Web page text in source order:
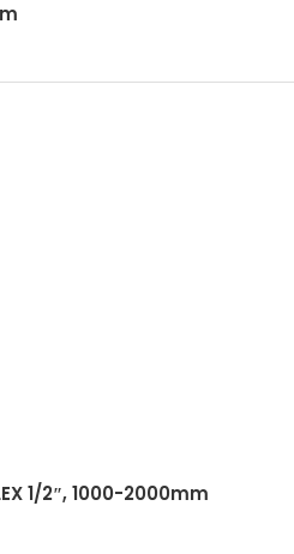
1/2″, 1000-2000mm